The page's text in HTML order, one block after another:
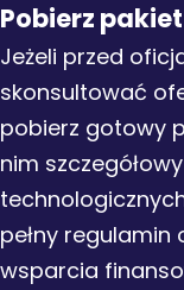
Pobierz
Jeżeli przed
skonsultować
pobierz gotowy
nim
pełny
wsparcia